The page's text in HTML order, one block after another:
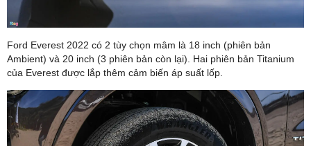
Ford Everest 2022 có 2 tùy chọn mâm là 18 inch (phiên bản
Ambient) và 20 inch (3 phiên bản còn lại). Hai phiên bản Titanium
của Everest được lắp thêm cảm biến áp suất lốp.